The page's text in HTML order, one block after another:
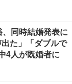
同時結婚発表に
た」「ダブルで
4人が既婚者に